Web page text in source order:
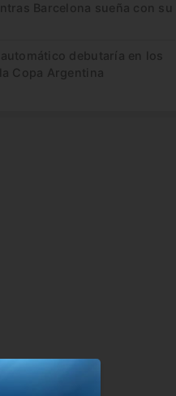
Barcelona sueña con su
debutaría en los
Copa Argentina